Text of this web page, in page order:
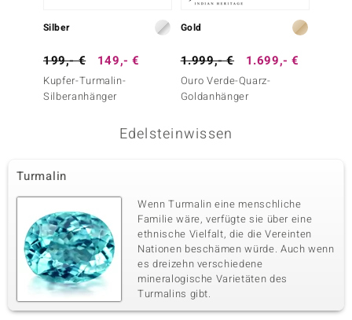
Silber
199,- € 149,- €
Kupfer-Turmalin-
Silberanhänger
Gold
1.999,- € 1.699,- €
Ouro Verde-Quarz-
Goldanhänger
Edelsteinwissen
Turmalin
Wenn Turmalin eine menschliche
Familie wäre, verfügte sie über eine
ethnische Vielfalt, die die Vereinten
Nationen beschämen würde. Auch wenn
es dreizehn verschiedene
mineralogische Varietäten des
Turmalins gibt.